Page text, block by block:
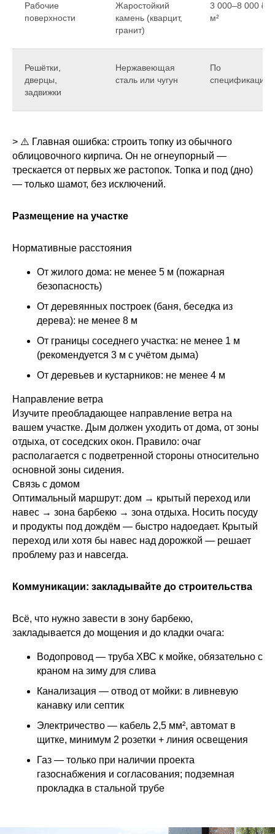
Рабочие
поверхности
Жаростойкий
камень (кварцит,
гранит)
3 000–8 000 ₽/
м²
Решётки,
дверцы,
задвижки
Нержавеющая
сталь или чугун
По
спецификации
> ⚠️ Главная ошибка: строить топку из обычного
облицовочного кирпича. Он не огнеупорный —
трескается от первых же растопок. Топка и под (дно)
— только шамот, без исключений.
Размещение на участке
Нормативные расстояния
От жилого дома: не менее 5 м (пожарная
безопасность)
От деревянных построек (баня, беседка из
дерева): не менее 8 м
От границы соседнего участка: не менее 1 м
(рекомендуется 3 м с учётом дыма)
От деревьев и кустарников: не менее 4 м
Направление ветра
Изучите преобладающее направление ветра на
вашем участке. Дым должен уходить от дома, от зоны
отдыха, от соседских окон. Правило: очаг
располагается с подветренной стороны относительно
основной зоны сидения.
Связь с домом
Оптимальный маршрут: дом → крытый переход или
навес → зона барбекю → зона отдыха. Носить посуду
и продукты под дождём — быстро надоедает. Крытый
переход или хотя бы навес над дорожкой — решает
проблему раз и навсегда.
Коммуникации: закладывайте до строительства
Всё, что нужно завести в зону барбекю,
закладывается до мощения и до кладки очага:
Водопровод — труба ХВС к мойке, обязательно с
краном на зиму для слива
Канализация — отвод от мойки: в ливневую
канавку или септик
Электричество — кабель 2,5 мм², автомат в
щитке, минимум 2 розетки + линия освещения
Газ — только при наличии проекта
газоснабжения и согласования; подземная
прокладка в стальной трубе